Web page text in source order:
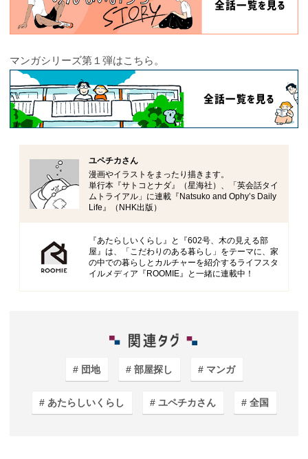
マンガシリーズ第１弾はこちら。
ユペチカさん
漫画やイラストをまったり描きます。
単行本『サトコとナダ』（星海社）、「英会話タイ
ムトライアル」に連載『Natsuko and Ophy’s Daily
Life』（NHK出版）
『あたらしいくらし』と『602号、木の見える部
屋』は、「こだわりのある暮らし」をテーマに、家
の中での暮らしとカルチャーを紹介するライフスタ
イルメディア『ROOMIE』と一緒に連載中！
団地 部屋探し マンガ
あたらしいくらし ユペチカさん 全国